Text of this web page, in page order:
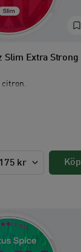
Slim Extra Strong
citron.
175 kr Köp